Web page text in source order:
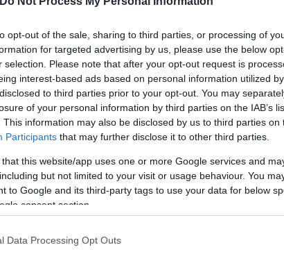
opt-out of the sale, sharing to third parties, or processing of
for targeted advertising by us, please use the below
selection. Please note that after your opt-out request is
interest-based ads based on personal information utilized
to third parties prior to your opt-out. You may
of your personal information by third parties on the IAB’s
This information may also be disclosed by us to third parties on
Participants that may further disclose it to other third parties.
that this website/app uses one or more Google services and
but not limited to your visit or usage behaviour. You
to Google and its third-party tags to use your data for below
consent section.
Data Processing Opt Outs
Flash.grστην αναζήτηση της